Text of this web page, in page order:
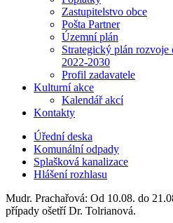
Zastupitelstvo obce
Pošta Partner
Územní plán
Strategický plán
2022-2030
Profil zadavatele
Kulturní akce
Kalendář akcí
Kontakty
Úřední deska
Komunální odpady
Splašková kanalizace
Hlášení rozhlasu
Mudr. Prachařová: Od 10.08. do
případy ošetří Dr. Tolrianová.